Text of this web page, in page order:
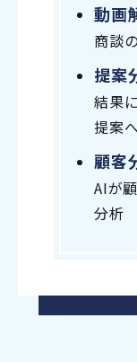
動画
商談
提案
結果
提案へ
顧客
AIが
分析